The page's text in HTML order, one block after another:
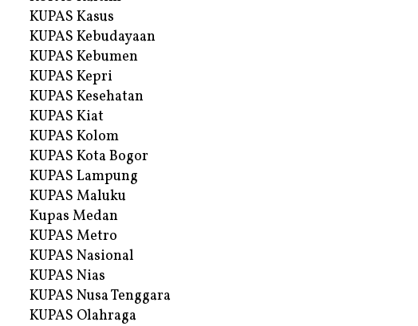
KUPAS Kasus
KUPAS Kebudayaan
KUPAS Kebumen
KUPAS Kepri
KUPAS Kesehatan
KUPAS Kiat
KUPAS Kolom
KUPAS Kota Bogor
KUPAS Lampung
KUPAS Maluku
Kupas Medan
KUPAS Metro
KUPAS Nasional
KUPAS Nias
KUPAS Nusa Tenggara
KUPAS Olahraga